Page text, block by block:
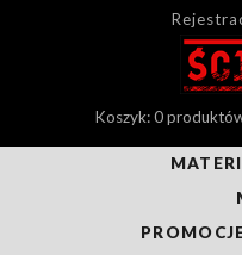
Koszyk: 0